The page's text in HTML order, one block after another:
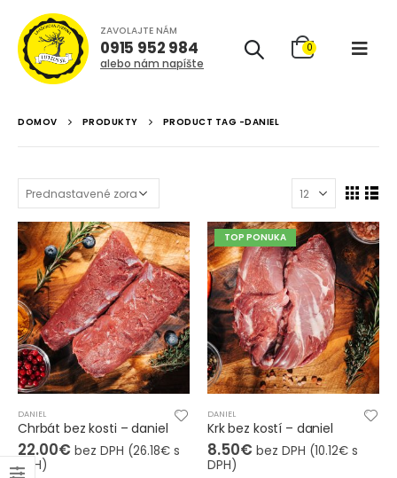
ZAVOLAJTE NÁM
0915 952 984
alebo nám napíšte
0
DOMOV PRODUKTY PRODUCT TAG -DANIEL
DANIEL
Chrbát bez kosti – daniel
22.00€ bez DPH (26.18€ s
DPH)
TOP PONUKA
DANIEL
Krk bez kostí – daniel
8.50€ bez DPH (10.12€ s
DPH)